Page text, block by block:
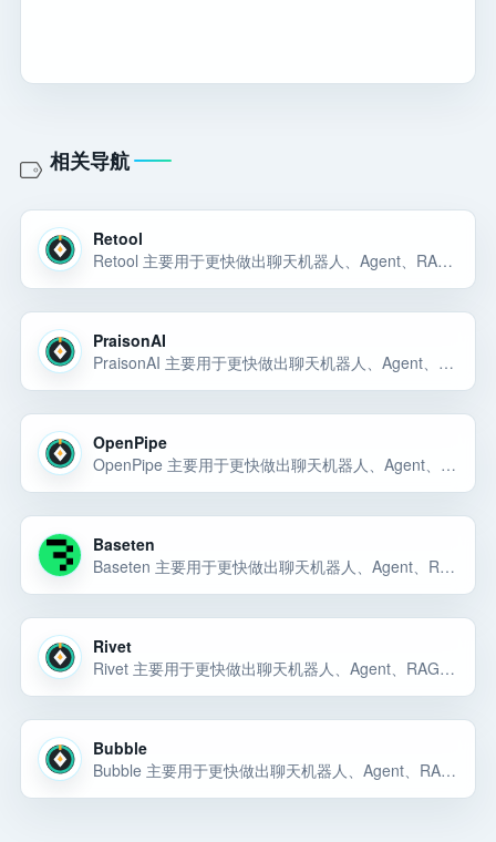
相关导航
Retool
Retool 主要用于更快做出聊天机器人、Agent、RAG 应用、内部 AI 工具或可演示的 AI 产品原型。Retool 主要用于更快做出聊天机器人、Agent、RAG 应用、内部 AI 工具或可演示的 AI 产品原型。Retool 主要用于更快… 选择前重点看价格、上手门槛、风险和替代方案。
PraisonAI
PraisonAI 主要用于更快做出聊天机器人、Agent、RAG 应用、内部 AI 工具或可演示的 AI 产品原型。PraisonAI 主要用于更快做出聊天机器人、Agent、RAG 应用、内部 AI 工具或可演示的 AI 产品原型。PraisonAI… 选择前重点看价格、上手门槛、风险和替代方案。
OpenPipe
OpenPipe 主要用于更快做出聊天机器人、Agent、RAG 应用、内部 AI 工具或可演示的 AI 产品原型。OpenPipe 主要用于更快做出聊天机器人、Agent、RAG 应用、内部 AI 工具或可演示的 AI 产品原型。OpenPipe 主… 选择前重点看价格、上手门槛、风险和替代方案。
Baseten
Baseten 主要用于更快做出聊天机器人、Agent、RAG 应用、内部 AI 工具或可演示的 AI 产品原型。Baseten 主要用于更快做出聊天机器人、Agent、RAG 应用、内部 AI 工具或可演示的 AI 产品原型。Baseten 主要用于… 选择前重点看价格、上手门槛、风险和替代方案。
Rivet
Rivet 主要用于更快做出聊天机器人、Agent、RAG 应用、内部 AI 工具或可演示的 AI 产品原型。Rivet 主要用于更快做出聊天机器人、Agent、RAG 应用、内部 AI 工具或可演示的 AI 产品原型。Rivet 主要用于更快做出… 选择前重点看价格、上手门槛、风险和替代方案。
Bubble
Bubble 主要用于更快做出聊天机器人、Agent、RAG 应用、内部 AI 工具或可演示的 AI 产品原型。Bubble 主要用于更快做出聊天机器人、Agent、RAG 应用、内部 AI 工具或可演示的 AI 产品原型。Bubble 主要用于更快… 选择前重点看价格、上手门槛、风险和替代方案。